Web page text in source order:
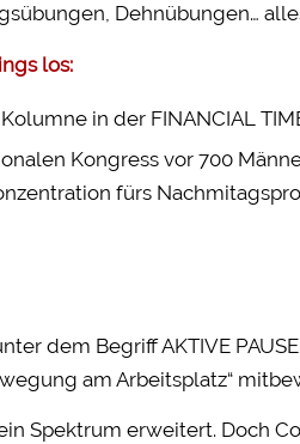
Dehnübungen…
los:
in der FINANCIAL
Kongress vor 700
fürs
dem Begriff AKTIVE
am Arbeitsplatz“
Spektrum erweitert. Doch